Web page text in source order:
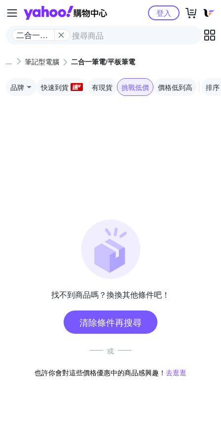
Yahoo購物中心
二合一筆
電
登入
筆記型電腦 二合一筆電/平板筆電
品牌 快速到貨 有現貨 挑戰低價 價格低到高 排序
找不到商品嗎？換換其他條件吧！
清除條件再搜尋
或
也許你會對這些價格優惠中的商品感興趣！ 去逛逛